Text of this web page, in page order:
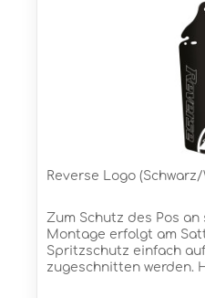
Reverse Logo (Schwarz/
Zum Schutz des Pos an
Montage erfolgt am
Spritzschutz einfach
zugeschnitten werden.